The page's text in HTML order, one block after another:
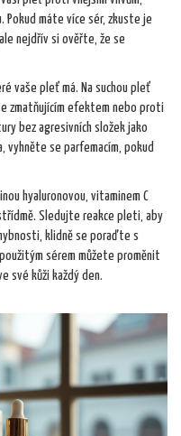
Pokud máte více sér, zkuste je
nejdřív si ověřte, že se
vaše pleť má. Na suchou pleť
zmatňujícím efektem nebo proti
bez agresivních složek jako
vyhněte se parfemacím, pokud
hyaluronovou, vitaminem C
Sledujte reakce pleti, aby
klidně se poraďte s
sérem můžete proměnit
své kůži každý den.